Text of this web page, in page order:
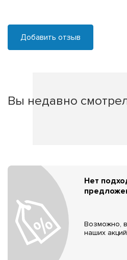
Добавить отзыв
Вы недавно
Нет
Возможно,
наших